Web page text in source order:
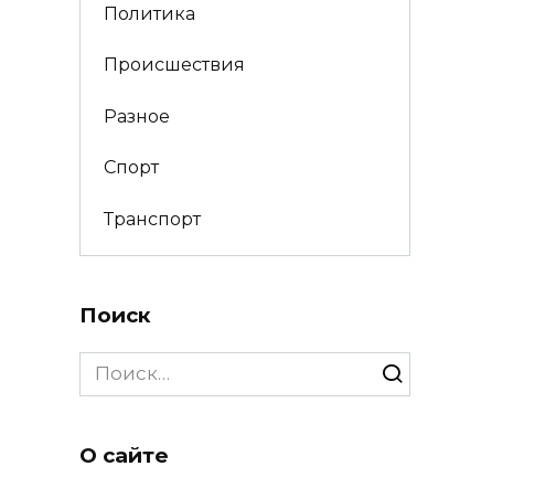
Политика
Происшествия
Разное
Спорт
Транспорт
Поиск
Search
for:
О сайте